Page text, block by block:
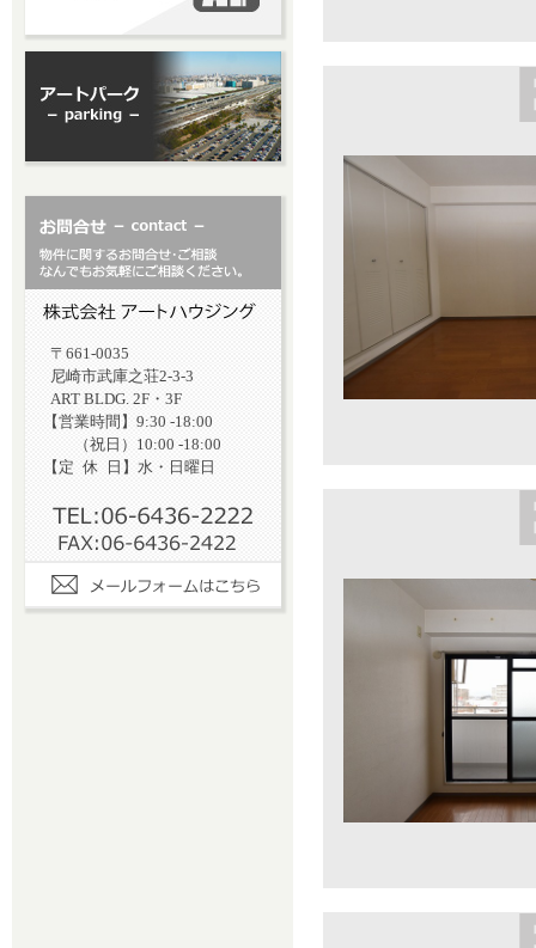
〒661-0035
尼崎市武庫之荘2-3-3
ART BLDG. 2F・3F
【営業時間】9:30 -18:00
（祝日）10:00 -18:00
【定 休 日】水・日曜日